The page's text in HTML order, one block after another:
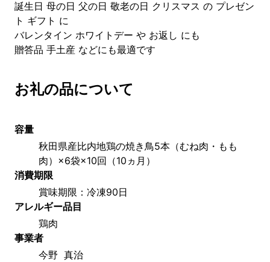
誕生日 母の日 父の日 敬老の日 クリスマス の プレゼン
ト ギフト に
バレンタイン ホワイトデー や お返し にも
贈答品 手土産 などにも最適です
お礼の品について
容量
秋田県産比内地鶏の焼き鳥5本（むね肉・もも
肉）×6袋×10回（10ヵ月）
消費期限
賞味期限：冷凍90日
アレルギー品目
鶏肉
事業者
今野  真治